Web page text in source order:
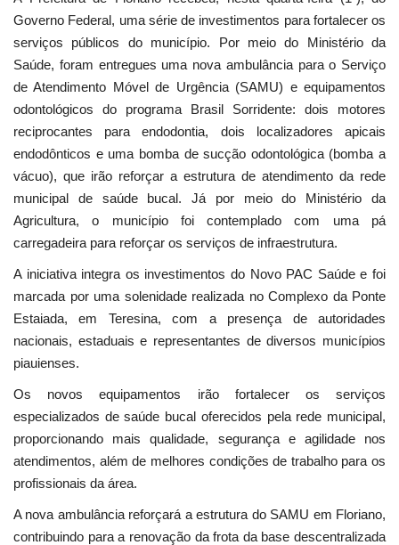
Governo Federal, uma série de investimentos para fortalecer os
serviços públicos do município. Por meio do Ministério da
Saúde, foram entregues uma nova ambulância para o Serviço
de Atendimento Móvel de Urgência (SAMU) e equipamentos
odontológicos do programa Brasil Sorridente: dois motores
reciprocantes para endodontia, dois localizadores apicais
endodônticos e uma bomba de sucção odontológica (bomba a
vácuo), que irão reforçar a estrutura de atendimento da rede
municipal de saúde bucal. Já por meio do Ministério da
Agricultura, o município foi contemplado com uma pá
carregadeira para reforçar os serviços de infraestrutura.
A iniciativa integra os investimentos do Novo PAC Saúde e foi
marcada por uma solenidade realizada no Complexo da Ponte
Estaiada, em Teresina, com a presença de autoridades
nacionais, estaduais e representantes de diversos municípios
piauienses.
Os novos equipamentos irão fortalecer os serviços
especializados de saúde bucal oferecidos pela rede municipal,
proporcionando mais qualidade, segurança e agilidade nos
atendimentos, além de melhores condições de trabalho para os
profissionais da área.
A nova ambulância reforçará a estrutura do SAMU em Floriano,
contribuindo para a renovação da frota da base descentralizada